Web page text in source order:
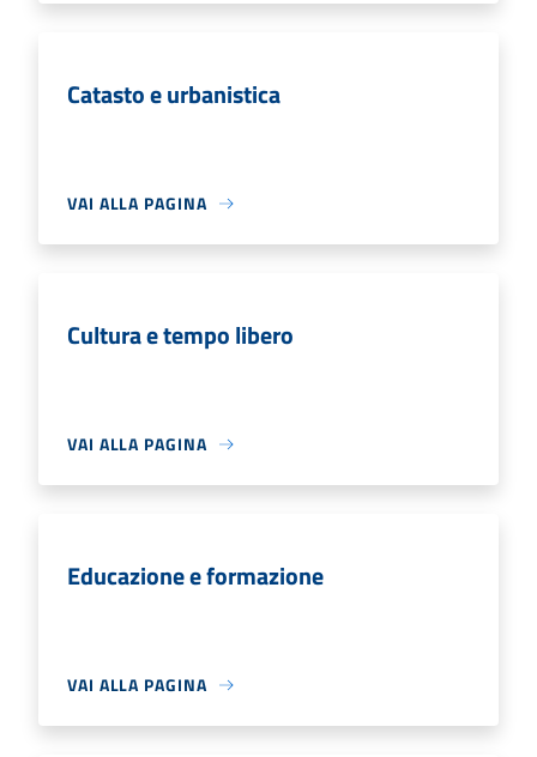
Catasto e urbanistica
VAI ALLA PAGINA
Cultura e tempo libero
VAI ALLA PAGINA
Educazione e formazione
VAI ALLA PAGINA